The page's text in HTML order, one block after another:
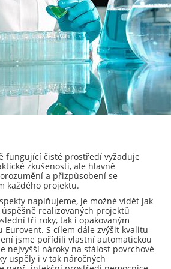
řešení pro čisté
fungující čisté prostředí vyžaduje
zkušenosti, ale hlavně
a přizpůsobení se
každého projektu.
naplňujeme, je možné vidět jak
realizovaných projektů
tři roky, tak i opakovaným
S cílem dále zvýšit kvalitu
jsme pořídili vlastní automatickou
nejvyšší nároky na stálost povrchové
uspěly i v tak náročných